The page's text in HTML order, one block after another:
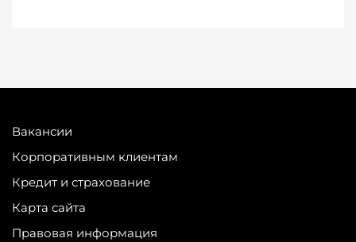
Вакансии
Корпоративным клиентам
Кредит и страхование
Карта сайта
Правовая информация